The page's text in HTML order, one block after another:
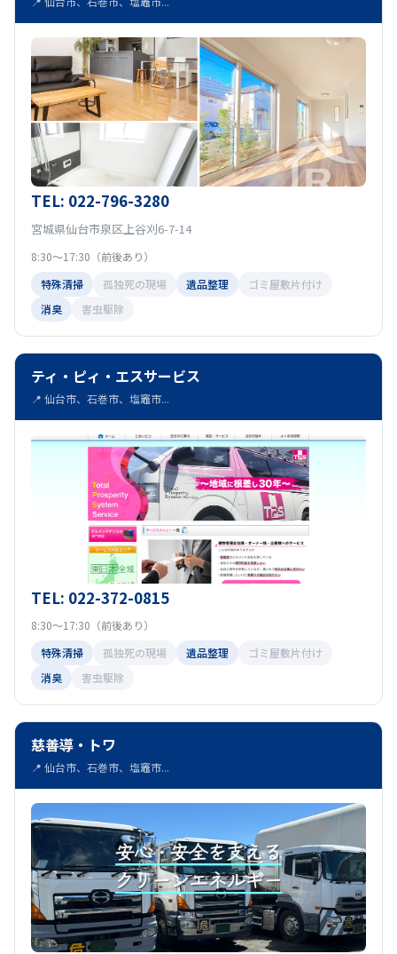
TEL: 022-796-3280
宮城県仙台市泉区上谷刈6-7-14
8:30～17:30（前後あり）
特殊清掃
孤独死の現場 遺品整理
ゴミ屋敷片付け
消臭
害虫駆除
ティ・ピィ・エスサービス
📍 仙台市、石巻市、塩竈市...
TEL: 022-372-0815
8:30～17:30（前後あり）
特殊清掃
孤独死の現場 遺品整理
ゴミ屋敷片付け
消臭
害虫駆除
慈善導・トワ
📍 仙台市、石巻市、塩竈市...